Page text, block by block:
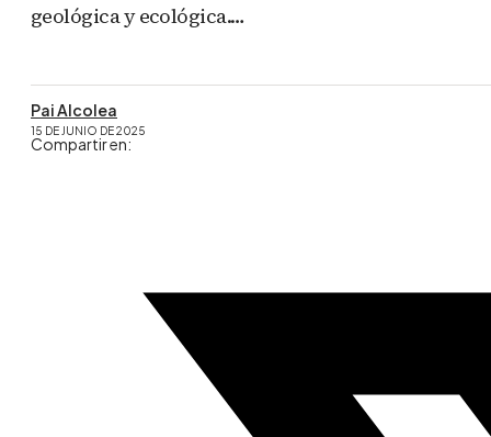
geológica y ecológica.…
Pai Alcolea
15 DE JUNIO DE 2025
Compartir en: